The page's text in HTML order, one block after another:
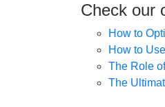
Check our
How to
How to
The Role
The